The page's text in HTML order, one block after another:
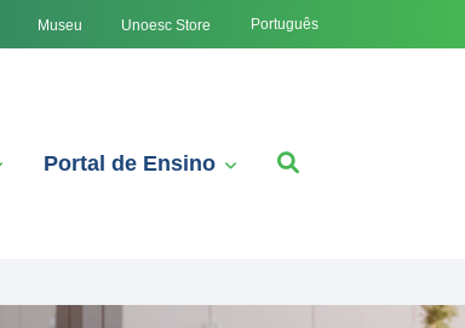
Museu Unoesc Store Português
Portal de Ensino